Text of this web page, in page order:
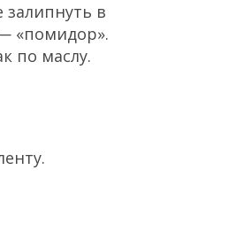
в
«помидор».
по маслу.